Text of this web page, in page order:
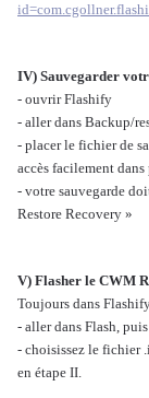
IV) Sauvegarder
- ouvrir Flashify
- aller dans Backup/
- placer le fichier de
accès facilement
- votre sauvegarde
Restore Recovery »
V) Flasher le CWM
Toujours dans
- aller dans Flash,
- choisissez le fichier
en étape II.